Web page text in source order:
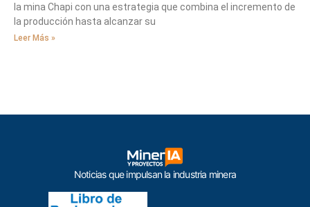
la mina Chapi con una estrategia que combina el incremento de
la producción hasta alcanzar su
Leer Más »
Noticias que impulsan la industria minera